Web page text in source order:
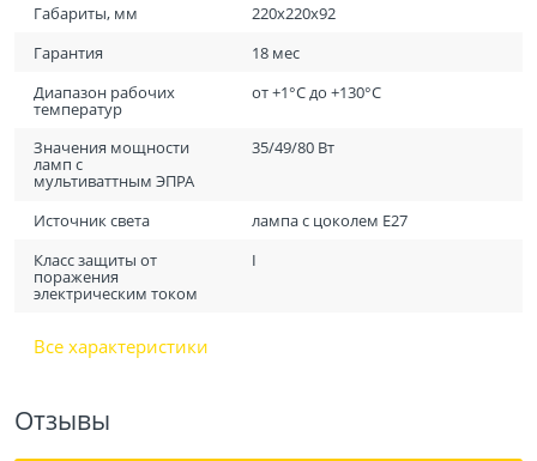
Габариты, мм
220х220х92
Гарантия
18 мес
Диапазон рабочих
температур
от +1°С до +130°С
Значения мощности
ламп с
мультиваттным ЭПРА
35/49/80 Вт
Источник света
лампа с цоколем Е27
Класс защиты от
поражения
электрическим током
I
Все характеристики
Отзывы